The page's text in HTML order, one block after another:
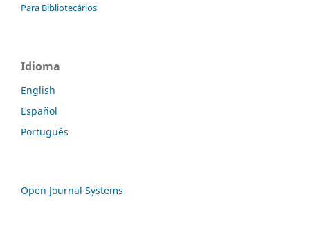
Para Bibliotecários
Idioma
English
Español
Português
Open Journal Systems